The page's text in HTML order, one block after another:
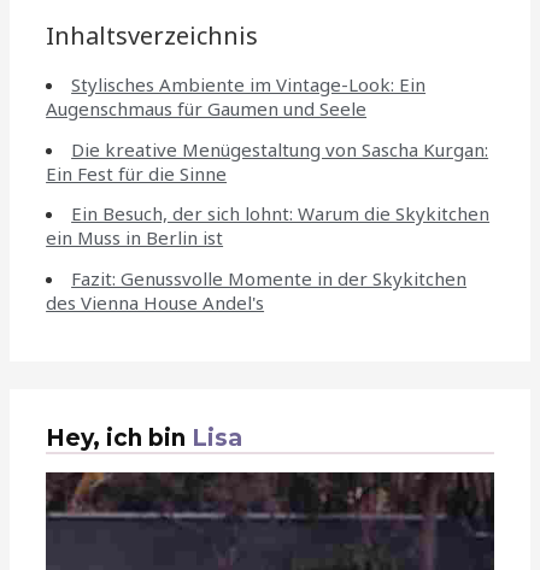
Inhaltsverzeichnis
Stylisches Ambiente im Vintage-Look: Ein
Augenschmaus für Gaumen und Seele
Die kreative Menügestaltung von Sascha Kurgan:
Ein Fest für die Sinne
Ein Besuch, der sich lohnt: Warum die Skykitchen
ein Muss in Berlin ist
Fazit: Genussvolle Momente in der Skykitchen
des Vienna House Andel's
Hey, ich bin Lisa